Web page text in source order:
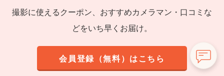
撮影に使えるクーポン、おすすめカメラマン・口コミな
どをいち早くお届け。
会員登録（無料）はこちら